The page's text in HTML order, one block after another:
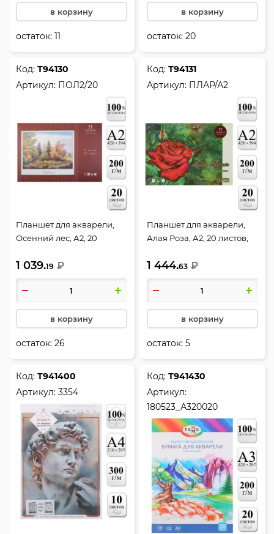
в корзину
остаток:11
в корзину
остаток:20
Код:Т94130
Артикул: ПОЛ2/20
Планшет для акварели,
Осенний лес, А2, 20
Холдинг, ПОЛ2/20
1 039.19 ₽
в корзину
остаток:26
Код:Т94131
Артикул: ПЛАР/А2
Планшет для акварели,
Алая Роза, А2, 20 листов,
ПЛАР/А2
1 444.63 ₽
в корзину
остаток:5
Код:Т941400
Артикул:3354
Код:Т941430
Артикул:
180523_А320020